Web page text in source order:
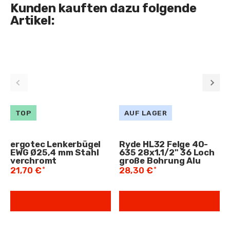
Kunden kauften dazu folgende
Artikel:
TOP
ergotec Lenkerbügel
EWG Ø25,4 mm Stahl
verchromt
21,70 €*
AUF LAGER
Ryde HL32 Felge 40-
635 28x1.1/2" 36 Loch
große Bohrung Alu
28,30 €*